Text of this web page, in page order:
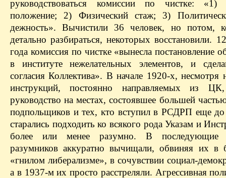
руководствоваться комиссии по чистке: «1)
положение; 2) Физический стаж; 3)
дежность». Вычистили 36 человек, но потом,
детально разбираться, некоторых восстановили.
года комиссия по чистке «вынесла постановление
в институте нежелательных элементов, и
согласия Коллектива». В начале 1920-х, несмотря
инструкций, постоянно направляемых из ЦК,
руководство на местах, состоявшее большей
подпольщиков и тех, кто вступил в РСДРП еще
старались подходить ко всякого рода Указам и
более или менее разумно. В последующие
разумников аккуратно вычищали, обвиняя их в
«гнилом либерализме», в сочувствии социал-
а в 1937‑м их просто расстреляли. Агрессивная